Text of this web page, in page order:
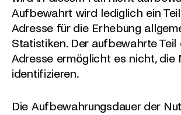
Aufbewahrt wird lediglich ein
Adresse für die Erhebung
Statistiken. Der aufbewahrte Teil
Adresse ermöglicht es nicht, die
identifizieren.
Die Aufbewahrungsdauer der